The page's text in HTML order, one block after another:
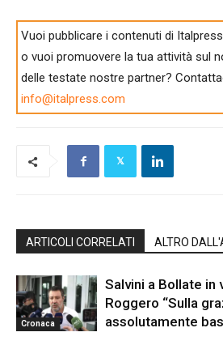
Vuoi pubblicare i contenuti di
o vuoi promuovere la tua attività sul
delle testate nostre partner?
info@italpress.com
ARTICOLI CORRELATI ALTRO
Cronaca
Salvini a Bollate in
Roggero “Sulla
assolutamente